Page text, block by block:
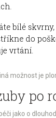
bílé
do
vrtání.
možnost je
po
jako o